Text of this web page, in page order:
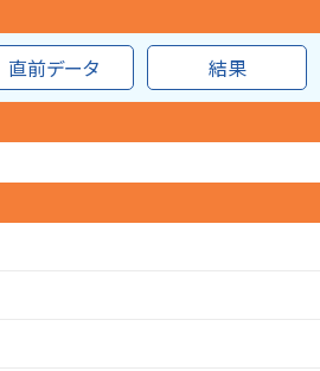
直前データ 結果